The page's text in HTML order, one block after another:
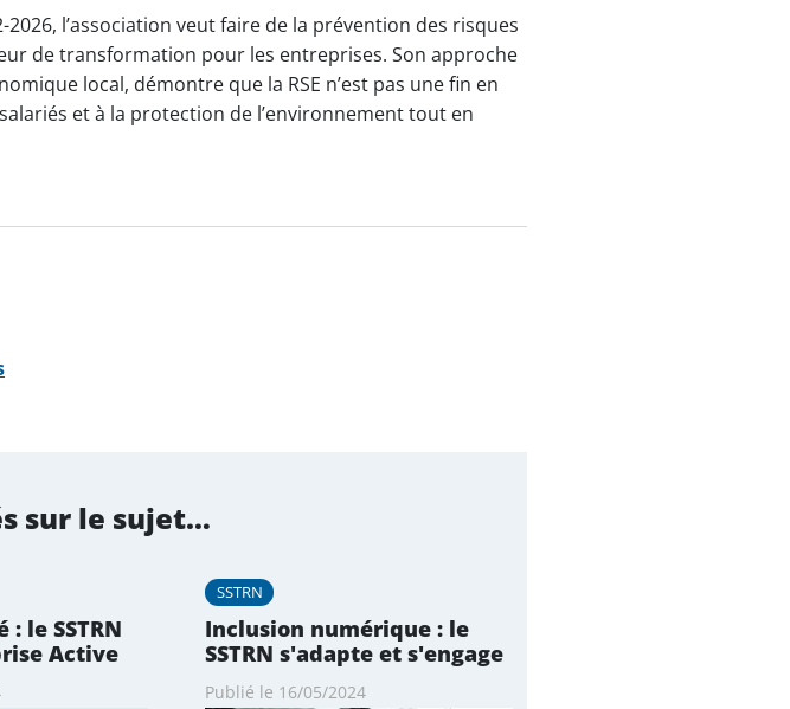
l’association veut faire de la prévention des risques
de transformation pour les entreprises. Son approche
local, démontre que la RSE n’est pas une fin en
et à la protection de l’environnement tout en
sur le sujet…
le SSTRN
Active
SSTRN
Inclusion numérique : le
SSTRN s'adapte et s'engage
Publié le 16/05/2024